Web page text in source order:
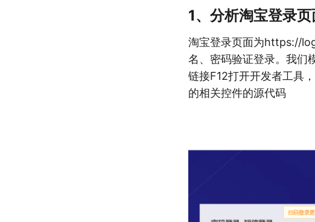
1、分析淘宝登录页
淘宝登录页面为https://
名、密码验证登录。我们
链接F12打开开发者工具
的相关控件的源代码